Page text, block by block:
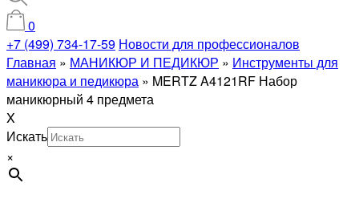
0
+7 (499) 734-17-59 Новости для профессионалов
Главная » МАНИКЮР И ПЕДИКЮР » Инструменты для
маникюра и педикюра » MERTZ A4121RF Набор
маникюрный 4 предмета
X
Искать
×